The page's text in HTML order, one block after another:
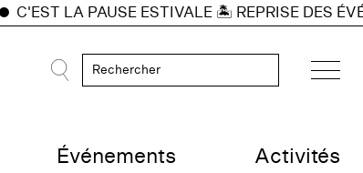
C'EST LA PAUSE ESTIVALE 🏝️ REPRISE DES
Événements Activités